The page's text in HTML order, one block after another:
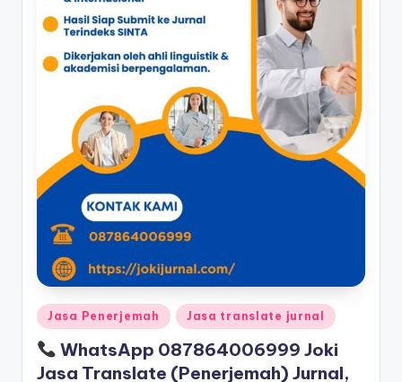
Posted
in
Jasa Penerjemah Jasa translate jurnal
WhatsApp 087864006999 Joki
Jasa Translate (Penerjemah) Jurnal,